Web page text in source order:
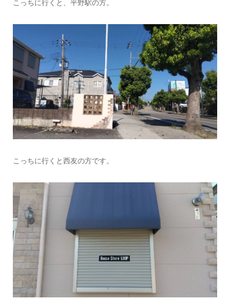
こっちに行くと、平野駅の方。
こっちに行くと西友の方です。